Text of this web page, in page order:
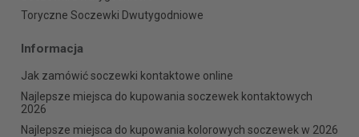
Toryczne Soczewki Dwutygodniowe
Informacja
Jak zamówić soczewki kontaktowe online
Najlepsze miejsca do kupowania soczewek kontaktowych
2026
Najlepsze miejsca do kupowania kolorowych soczewek w 2026